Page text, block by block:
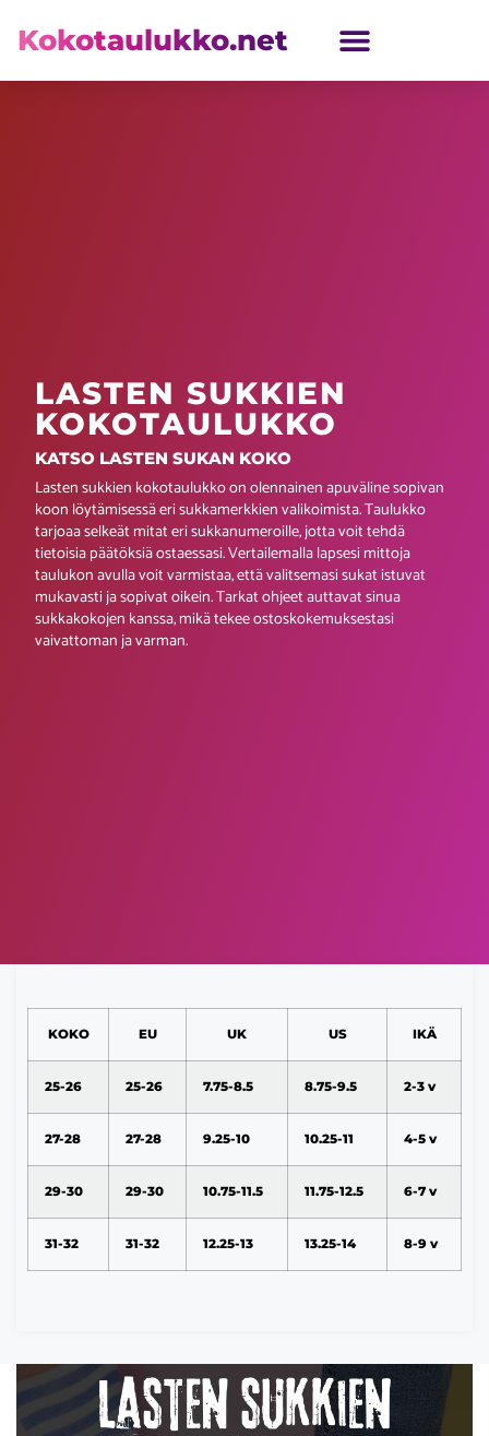
Kokotaulukko.net
LASTEN SUKKIEN
KOKOTAULUKKO
KATSO LASTEN SUKAN KOKO
Lasten sukkien kokotaulukko on olennainen apuväline sopivan
koon löytämisessä eri sukkamerkkien valikoimista. Taulukko
tarjoaa selkeät mitat eri sukkanumeroille, jotta voit tehdä
tietoisia päätöksiä ostaessasi. Vertailemalla lapsesi mittoja
taulukon avulla voit varmistaa, että valitsemasi sukat istuvat
mukavasti ja sopivat oikein. Tarkat ohjeet auttavat sinua
sukkakokojen kanssa, mikä tekee ostoskokemuksestasi
vaivattoman ja varman.
KOKO EU UK US IKÄ
25-26 25-26 7.75-8.5 8.75-9.5 2-3 v
27-28 27-28 9.25-10 10.25-11 4-5 v
29-30 29-30 10.75-11.5 11.75-12.5 6-7 v
31-32 31-32 12.25-13 13.25-14 8-9 v